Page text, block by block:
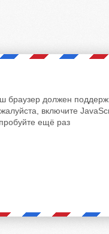
браузер должен
включите
ещё раз